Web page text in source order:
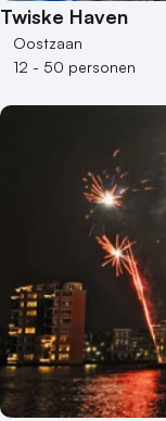
Twiske Haven
Oostzaan
12 - 50 personen